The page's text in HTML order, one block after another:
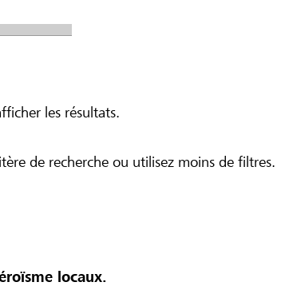
les résultats.
de recherche ou utilisez moins de filtres.
locaux.